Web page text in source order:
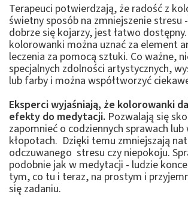
Terapeuci potwierdzają, że radość z
świetny sposób na zmniejszenie stresu
dobrze się kojarzy, jest łatwo dostępny.
kolorowanki można uznać za element
leczenia za pomocą sztuki. Co ważne,
specjalnych zdolności artystycznych,
lub farby i można współtworzyć
Eksperci wyjaśniają, że kolorowanki
efekty do medytacji. Pozwalają się
zapomnieć o codziennych sprawach lub
kłopotach. Dzięki temu zmniejszają
odczuwanego stresu czy niepokoju.
podobnie jak w medytacji - ludzie
tym, co tu i teraz, na prostym i
się zadaniu.